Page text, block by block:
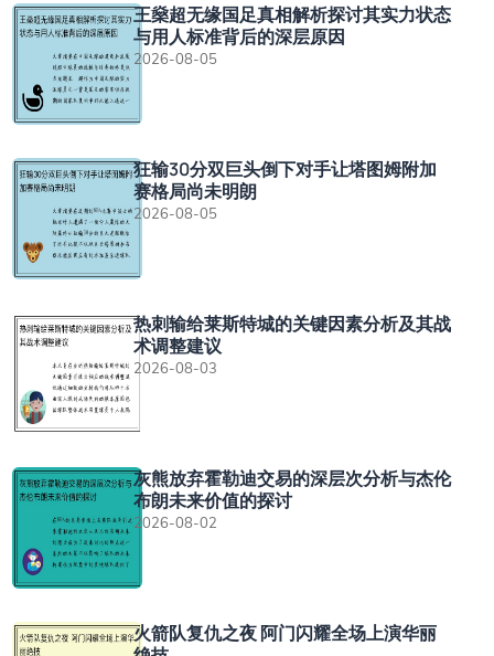
王燊超无缘国足真相解析探讨其实力状态
与用人标准背后的深层原因
2026-08-05
狂输30分双巨头倒下对手让塔图姆附加
赛格局尚未明朗
2026-08-05
热刺输给莱斯特城的关键因素分析及其战
术调整建议
2026-08-03
灰熊放弃霍勒迪交易的深层次分析与杰伦
布朗未来价值的探讨
2026-08-02
火箭队复仇之夜 阿门闪耀全场上演华丽